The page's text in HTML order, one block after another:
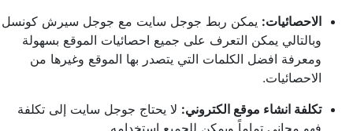
الاحصائيات: يمكن ربط جوجل سايت مع جوجل سيرش كونسل
وبالتالي يمكن التعرف على جميع احصائيات الموقع بسهولة
ومعرفة افضل الكلمات التي يتصدر بها الموقع وغيرها من
الاحصائيات.
تكلفة انشاء موقع الكتروني: لا يحتاج جوجل سايت إلى تكلفة